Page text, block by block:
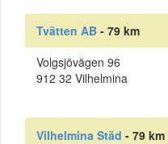
Tvätten AB - 79 km
Volgsjövägen 96
912 32 Vilhelmina
Vilhelmina Städ - 79 km